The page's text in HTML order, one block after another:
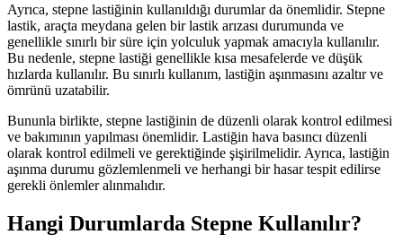
Ayrıca, stepne lastiğinin kullanıldığı durumlar da önemlidir. Stepne
lastik, araçta meydana gelen bir lastik arızası durumunda ve
genellikle sınırlı bir süre için yolculuk yapmak amacıyla kullanılır.
Bu nedenle, stepne lastiği genellikle kısa mesafelerde ve düşük
hızlarda kullanılır. Bu sınırlı kullanım, lastiğin aşınmasını azaltır ve
ömrünü uzatabilir.
Bununla birlikte, stepne lastiğinin de düzenli olarak kontrol edilmesi
ve bakımının yapılması önemlidir. Lastiğin hava basıncı düzenli
olarak kontrol edilmeli ve gerektiğinde şişirilmelidir. Ayrıca, lastiğin
aşınma durumu gözlemlenmeli ve herhangi bir hasar tespit edilirse
gerekli önlemler alınmalıdır.
Hangi Durumlarda Stepne Kullanılır?